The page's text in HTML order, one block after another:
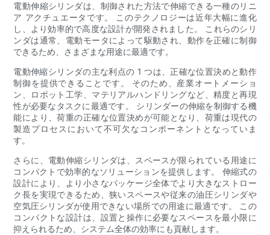
電動伸縮シリンダは、制御された方法で伸縮できる一種のリニ
ア アクチュエータです。 このテクノロジーは近年大幅に進化
し、より効率的で高度な設計が開発されました。 これらのシリ
ンダは通常、電動モータによって駆動され、動作を正確に制御
できるため、さまざまな用途に最適です。
電動伸縮シリンダの主な利点の 1 つは、正確な位置決めと動作
制御を提供できることです。 そのため、産業オートメーショ
ン、ロボット工学、マテリアルハンドリングなど、精度と再現
性が必要なタスクに最適です。 シリンダーの伸縮を制御する機
能により、荷重の正確な位置決めが可能となり、荷重は現代の
製造プロセスにおいて不可欠なコンポーネントとなっていま
す。
さらに、電動伸縮シリンダは、スペースが限られている用途に
コンパクトで効率的なソリューションを提供します。 伸縮式の
設計により、より小さなパッケージ全体でより大きなストロー
ク長を実現できるため、狭いスペースや従来の油圧シリンダや
空気圧シリンダが使用できない場所での用途に最適です。 この
コンパクトな設計は、設置と操作に必要なスペースを最小限に
抑えられるため、システム全体の効率にも貢献します。